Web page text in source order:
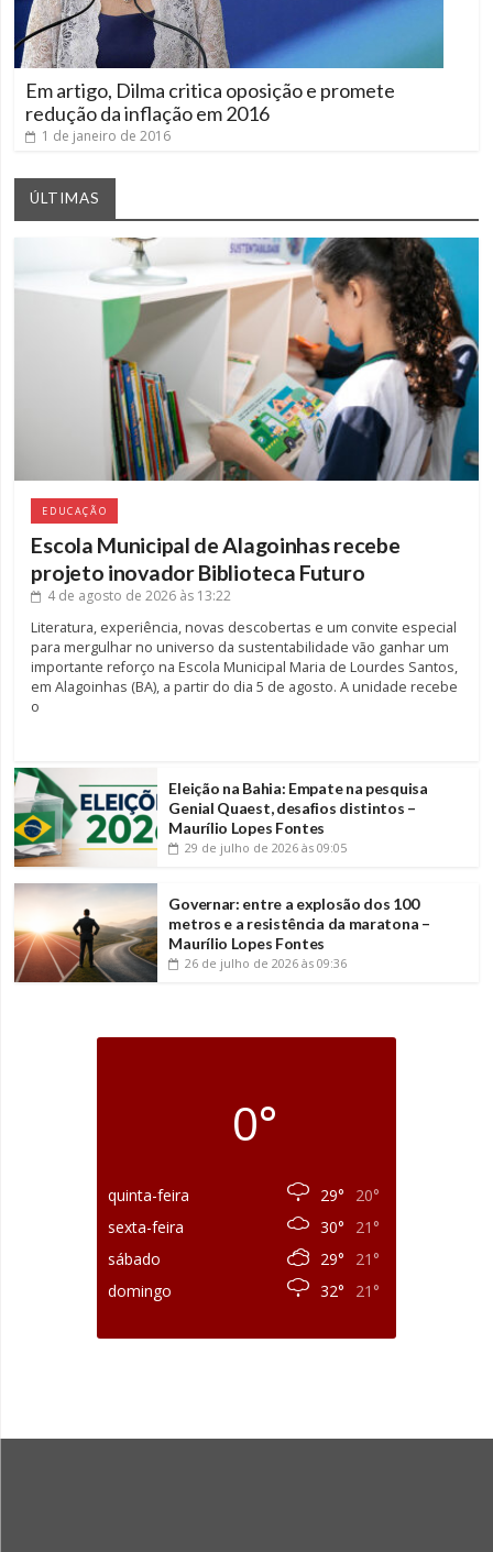
Em artigo, Dilma critica oposição e promete
redução da inflação em 2016
1 de janeiro de 2016
ÚLTIMAS
EDUCAÇÃO
Escola Municipal de Alagoinhas recebe
projeto inovador Biblioteca Futuro
4 de agosto de 2026 às 13:22
Literatura, experiência, novas descobertas e um convite especial
para mergulhar no universo da sustentabilidade vão ganhar um
importante reforço na Escola Municipal Maria de Lourdes Santos,
em Alagoinhas (BA), a partir do dia 5 de agosto. A unidade recebe
o
Eleição na Bahia: Empate na pesquisa
Genial Quaest, desafios distintos –
Maurílio Lopes Fontes
29 de julho de 2026 às 09:05
Governar: entre a explosão dos 100
metros e a resistência da maratona –
Maurílio Lopes Fontes
26 de julho de 2026 às 09:36
0°
quinta-feira 29°
20°
sexta-feira
30°
21°
sábado
29°
21°
domingo
32° 21°